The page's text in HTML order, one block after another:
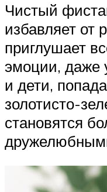
Чистый
избавляет от
приглушает
эмоции, даже
и дети,
золотисто-
становятся